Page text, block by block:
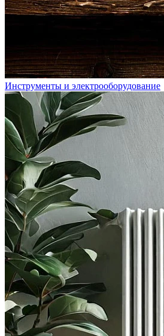
Инструменты и электрооборудование